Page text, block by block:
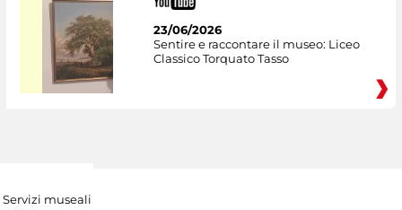
23/06/2026
Sentire e raccontare il museo: Liceo
Classico Torquato Tasso
Servizi museali